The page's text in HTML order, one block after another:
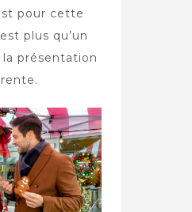
pour cette
plus qu’un
présentation